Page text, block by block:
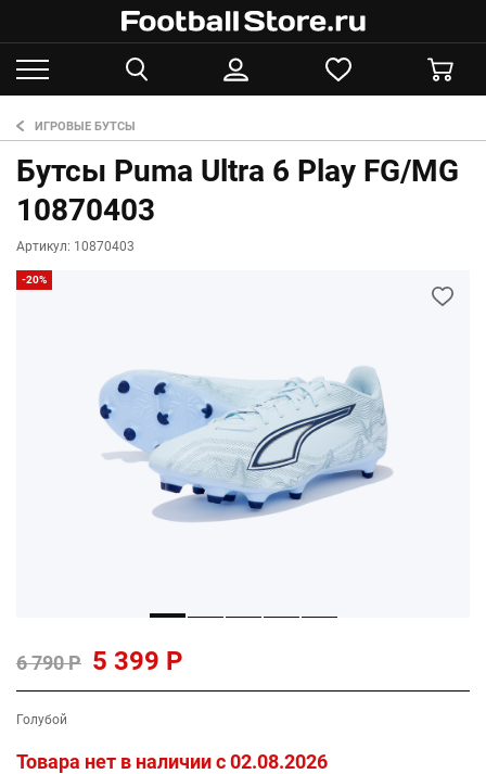
ИГРОВЫЕ БУТСЫ
Бутсы Puma Ultra 6 Play FG/MG
10870403
Артикул: 10870403
-20%
6 790 Р 5 399 Р
Голубой
Товара нет в наличии c 02.08.2026